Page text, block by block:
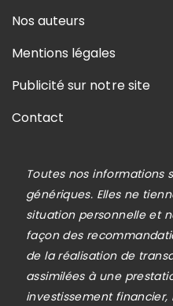
Nos auteurs
Mentions légales
Publicité sur notre site
Contact
Toutes nos informations
génériques. Elles ne
situation personnelle et
façon des
de la réalisation de
assimilées à une
investissement